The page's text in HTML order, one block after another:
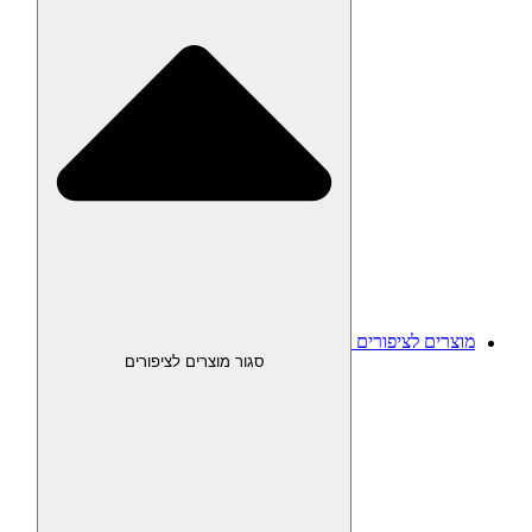
מוצרים לציפורים
סגור מוצרים לציפורים